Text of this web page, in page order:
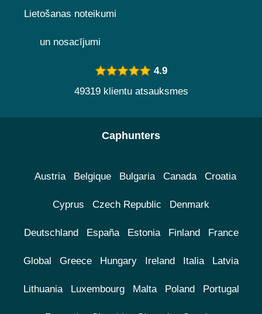
Lietošanas noteikumi
un nosacījumi
4.9
49319 klientu atsauksmes
Caphunters
Austria Belgique Bulgaria Canada Croatia
Cyprus Czech Republic Denmark
Deutschland España Estonia Finland France
Global Greece Hungary Ireland Italia Latvia
Lithuania Luxembourg Malta Poland Portugal